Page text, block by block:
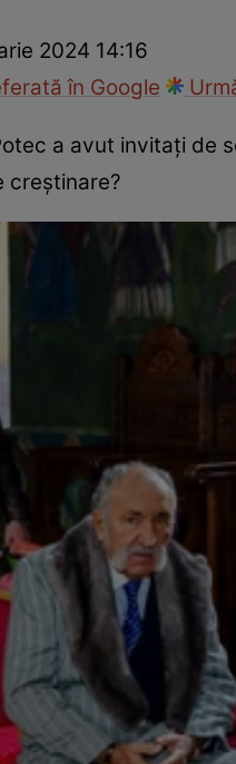
2024 14:16
în Google
a avut invitați de
creștinare?